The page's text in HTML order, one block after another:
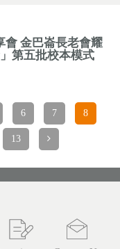
會 金巴崙長老會耀
第五批校本模式
6 7 8
13